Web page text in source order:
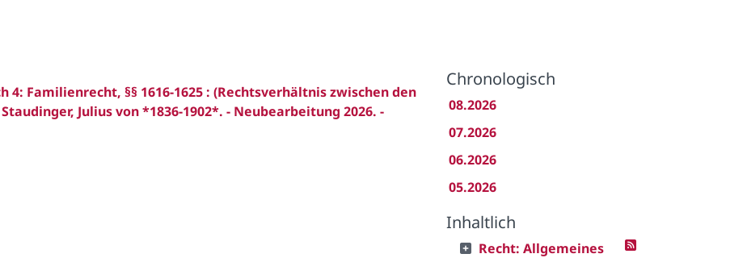
4: Familienrecht, §§ 1616-1625 : (Rechtsverhältnis zwischen den
Julius von *1836-1902*. - Neubearbeitung 2026. -
Chronologisch
08.2026
07.2026
06.2026
05.2026
Inhaltlich
Recht: Allgemeines